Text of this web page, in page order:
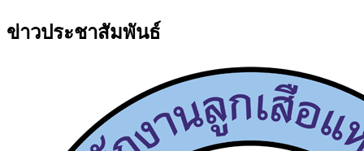
ข่าวประชาสัมพันธ์